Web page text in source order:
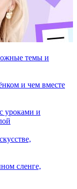
темы и
и чем вместе
уроками и
сленге,